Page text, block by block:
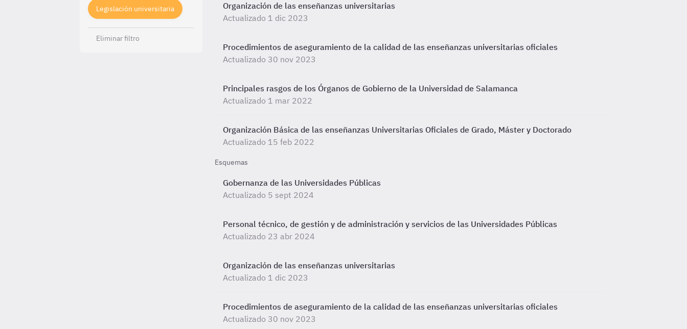
Legislación universitaria
Eliminar filtro
Organización de las enseñanzas universitarias
Actualizado 1 dic 2023
Procedimientos de aseguramiento de la calidad de las enseñanzas universitarias oficiales
Actualizado 30 nov 2023
Principales rasgos de los Órganos de Gobierno de la Universidad de Salamanca
Actualizado 1 mar 2022
Organización Básica de las enseñanzas Universitarias Oficiales de Grado, Máster y Doctorado
Actualizado 15 feb 2022
Esquemas
Gobernanza de las Universidades Públicas
Actualizado 5 sept 2024
Personal técnico, de gestión y de administración y servicios de las Universidades Públicas
Actualizado 23 abr 2024
Organización de las enseñanzas universitarias
Actualizado 1 dic 2023
Procedimientos de aseguramiento de la calidad de las enseñanzas universitarias oficiales
Actualizado 30 nov 2023